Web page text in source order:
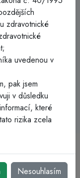
hromadění
zajišťuje
snímkování
zdravotnické
uvedenou v
pak jsem
v důsledku
které
rizika zcela
Nesouhlasím